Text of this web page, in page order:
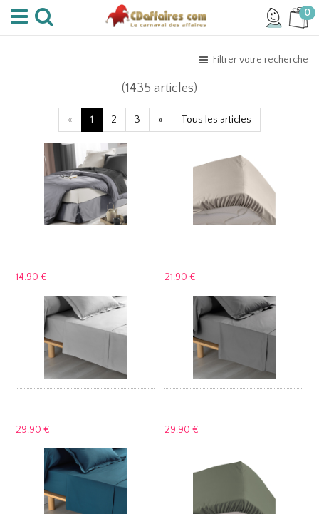
0
Filtrer votre recherche
(1435 articles)
« 1 2 3 » Tous les articles
14.90 € 21.90 €
29.90 € 29.90 €